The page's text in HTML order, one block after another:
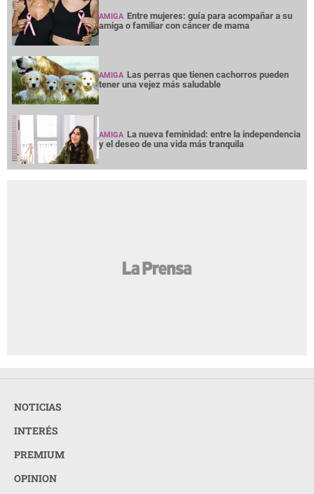
AMIGA Entre mujeres: guía para acompañar a su
amiga o familiar con cáncer de mama
AMIGA Las perras que tienen cachorros pueden
tener una vejez más saludable
AMIGA La nueva feminidad: entre la independencia
y el deseo de una vida más tranquila
NOTICIAS
INTERÉS
PREMIUM
OPINION